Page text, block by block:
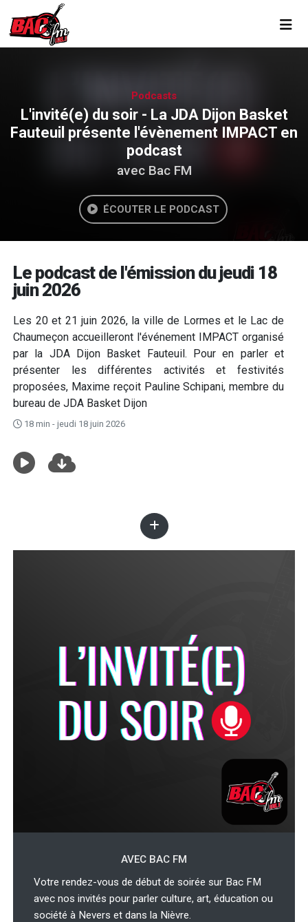
Podcasts
L'invité(e) du soir - La JDA Dijon Basket
Fauteuil présente l'évènement IMPACT en
podcast
avec Bac FM
ÉCOUTER LE PODCAST
Le podcast de l'émission du jeudi 18
juin 2026
Les 20 et 21 juin 2026, la ville de Lormes et le Lac de
Chaumeçon accueilleront l'événement IMPACT organisé
par la JDA Dijon Basket Fauteuil. Pour en parler et
présenter les différentes activités et festivités
proposées, Maxime reçoit Pauline Schipani, membre du
bureau de JDA Basket Dijon
18 min - jeudi 18 juin 2026
AVEC BAC FM
Votre rendez-vous de début de soirée sur Bac FM
avec nos invités pour parler culture, art, éducation ou
société à Nevers et dans la Nièvre.